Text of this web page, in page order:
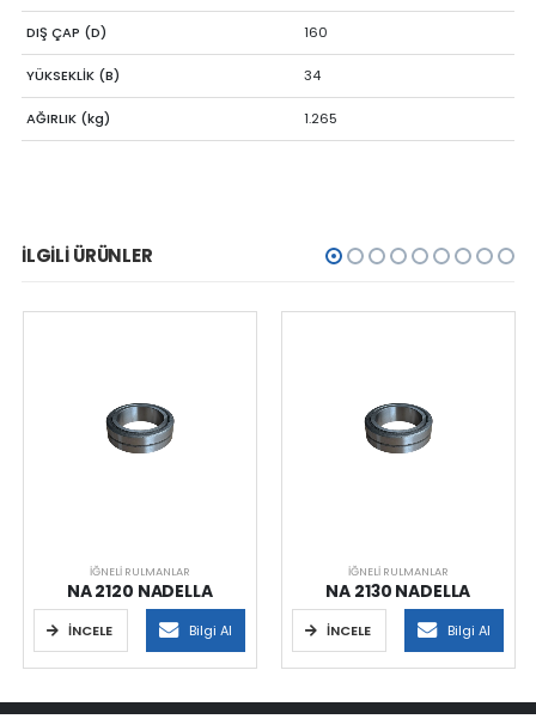
DIŞ ÇAP (D) 160
YÜKSEKLİK (B) 34
AĞIRLIK (kg) 1.265
İLGILI ÜRÜNLER
İĞNELI RULMANLAR
NA 2120 NADELLA
İNCELE Bilgi Al
İĞNELI RULMANLAR
NA 2130 NADELLA
İNCELE Bilgi Al